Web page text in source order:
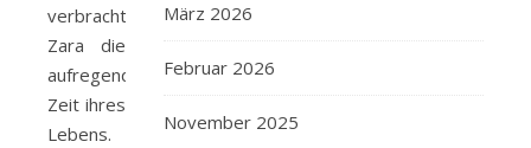
verbrachte
Zara die
aufregendste
Zeit ihres
Lebens.
März 2026
Februar 2026
November 2025